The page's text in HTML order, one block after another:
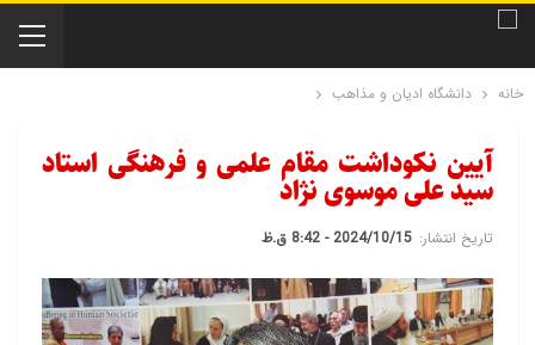
خانه دانشگاه ادیان و مذاهب
آیین نکوداشت مقام علمی و فرهنگی استاد
سید علی موسوی نژاد
تاریخ انتشار: 2024/10/15 - 8:42 ق.ظ